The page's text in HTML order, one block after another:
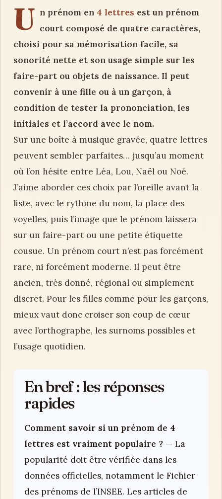
U n prénom en 4 lettres est un prénom
court composé de quatre caractères,
choisi pour sa mémorisation facile, sa
sonorité nette et son usage simple sur les
faire-part ou objets de naissance. Il peut
convenir à une fille ou à un garçon, à
condition de tester la prononciation, les
initiales et l’accord avec le nom.
Sur une boîte à musique gravée, quatre lettres
peuvent sembler parfaites… jusqu’au moment
où l’on hésite entre Léa, Lou, Naël ou Noé.
J’aime aborder ces choix par l’oreille avant la
liste, avec le rythme du nom, la place des
voyelles, puis l’image que le prénom laissera
sur un faire-part ou une petite étiquette
cousue. Un prénom court n’est pas forcément
rare, ni forcément moderne. Il peut être
ancien, très donné, régional ou simplement
discret. Pour les filles comme pour les garçons,
mieux vaut donc croiser son coup de cœur
avec l’orthographe, les surnoms possibles et
l’usage quotidien.
En bref : les réponses
rapides
Comment savoir si un prénom de 4
lettres est vraiment populaire ? — La
popularité doit être vérifiée dans les
données officielles, notamment le Fichier
des prénoms de l’INSEE. Les articles de